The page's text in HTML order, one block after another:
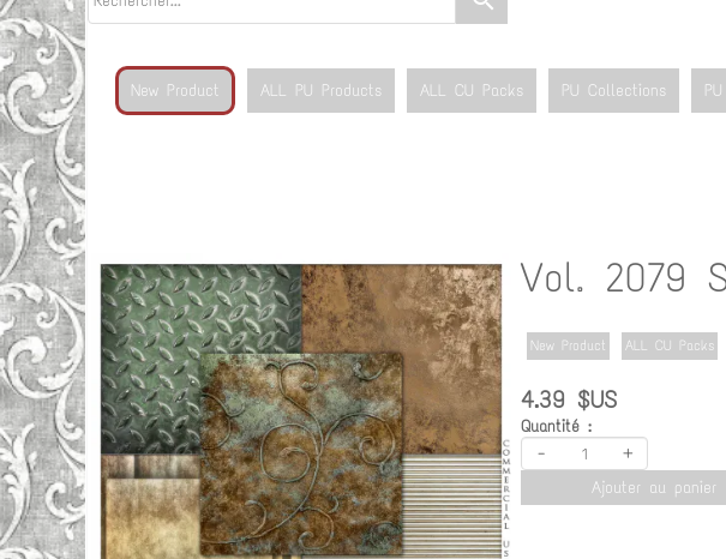
New Product ALL PU Products ALL CU Packs PU Collections
Vol. 2079
New Product ALL CU Packs
4.39 $US
Quantité :
- +
Ajouter au panier